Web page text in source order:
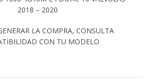
2018 – 2020
LA COMPRA, CONSULTA
CON TU MODELO